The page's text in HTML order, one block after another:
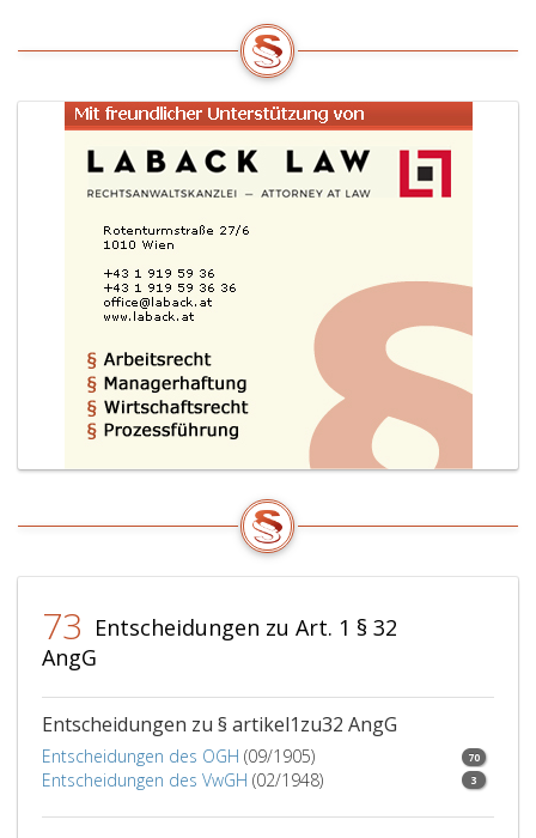
73 Entscheidungen zu Art. 1 § 32
AngG
Entscheidungen zu § artikel1zu32 AngG
Entscheidungen des OGH (09/1905) 70
Entscheidungen des VwGH (02/1948) 3